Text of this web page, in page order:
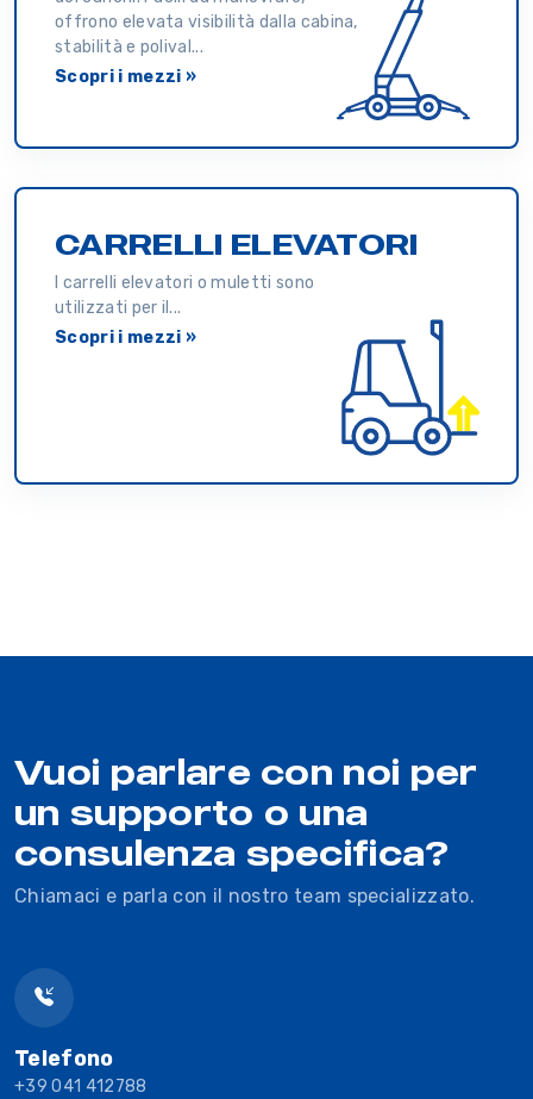
offrono elevata visibilità dalla cabina,
stabilità e polival...
Scopri i mezzi »
CARRELLI ELEVATORI
I carrelli elevatori o muletti sono
utilizzati per il...
Scopri i mezzi »
Vuoi parlare con noi per
un supporto o una
consulenza specifica?
Chiamaci e parla con il nostro team specializzato.
Telefono
+39 041 412788